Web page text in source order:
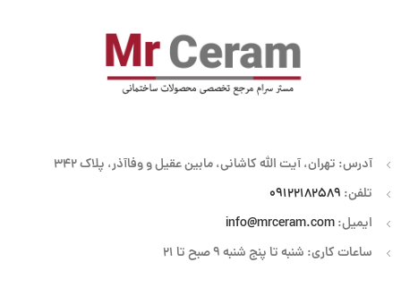
آدرس: تهران، آیت الله کاشانی، مابین عقیل و وفاآذر، پلاک 342
تلفن: 09122182589
ایمیل:info@mrceram.com
ساعات کاری: شنبه تا پنج شنبه 9 صبح تا 21